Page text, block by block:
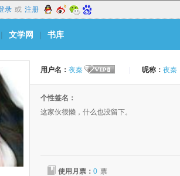
录 或 注册
| 文学网 | 书库
用户名： 夜秦 昵称： 夜秦
个性签名：
这家伙很懒，什么也没留下。
使用月票： 0 票